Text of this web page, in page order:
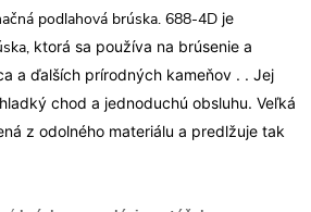
podlahová brúska. 688-4D je
ktorá sa používa na brúsenie a
a ďalších prírodných kameňov . . Jej
chod a jednoduchú obsluhu. Veľká
z odolného materiálu a predlžuje tak